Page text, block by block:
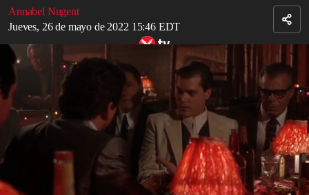
Annabel Nugent
Jueves, 26 de mayo de 2022 15:46 EDT
Las mejores 12 citas de GoodFellas
Read in English
Hay una cierta alegría en ver unapelículacitable: en escuchar una
línea y saber instantáneamente que la recitarás más tarde una y otra
vez. De esta manera, y de muchas otras,
GoodFellas
fue un regalo
certificado y un clásico certificado. Su matizada trama y sus
comentarios incisivos sobre el sueño americano ayudaron a formar
el modelo a seguir para las películas de mafia, uno que sigue
cosechando beneficios en la actualidad.